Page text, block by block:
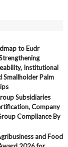
to Eudr
Institutional
Smallholder Palm
Subsidiaries
Company
Compliance By
and Food